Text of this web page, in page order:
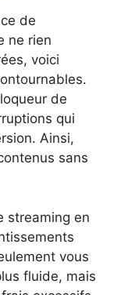
de
ne rien
voici
de
qui
Ainsi,
sans
streaming en
vous
fluide, mais